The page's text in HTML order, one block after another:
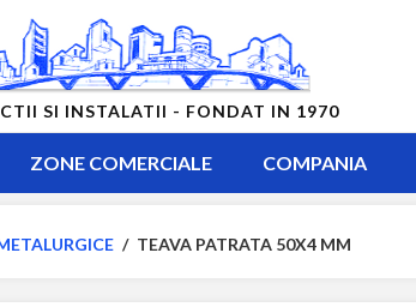
SI INSTALATII - FONDAT IN 1970
ZONE COMERCIALE COMPANIA
/ TEAVA PATRATA 50X4 MM